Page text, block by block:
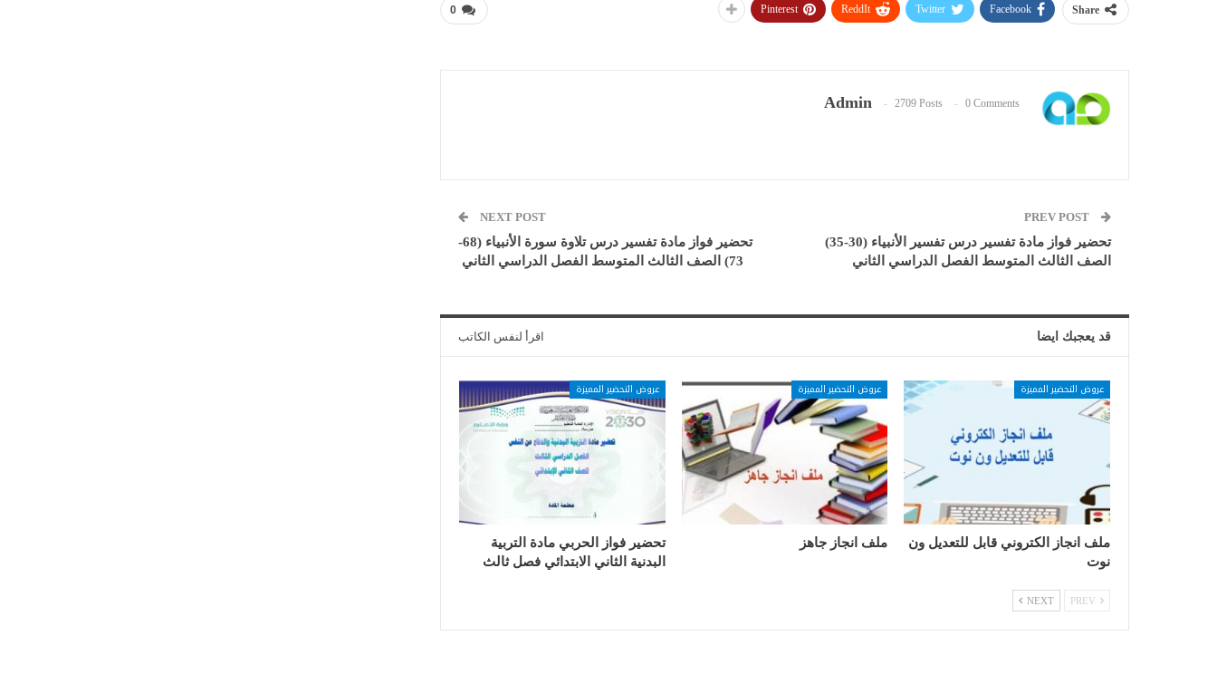
0 Share
Facebook
Twitter
ReddIt
Pinterest
Admin 2709 Posts 0 Comments
تحضير فواز مادة تفسير درس تفسير الأنبياء (30-35)
الصف الثالث المتوسط الفصل الدراسي الثاني
NEXT POST
تحضير فواز مادة تفسير درس تلاوة سورة الأنبياء (68-
73) الصف الثالث المتوسط الفصل الدراسي الثاني
قد يعجبك ايضا اقرأ لنفس الكاتب
عروض التحضير المميزة
ملف انجاز الكتروني قابل للتعديل ون
نوت
عروض التحضير المميزة
ملف انجاز جاهز
عروض التحضير المميزة
تحضير فواز الحربي مادة التربية
البدنية الثاني الابتدائي فصل ثالث
NEXT